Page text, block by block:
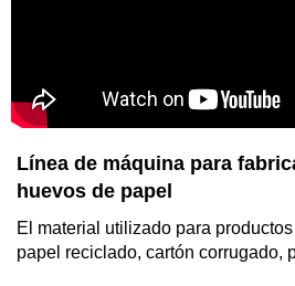
Línea de máquina para
huevos de papel
El material utilizado para
papel reciclado, cartón corrugado,
Sistema de ventilación para
Está diseñado para reducir la
verano, manteniendo la temperatura